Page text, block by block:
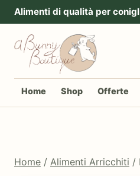
Vai al contenuto
Alimenti di qualità per
Home Shop Offerte
Home / Alimenti Arricchiti /